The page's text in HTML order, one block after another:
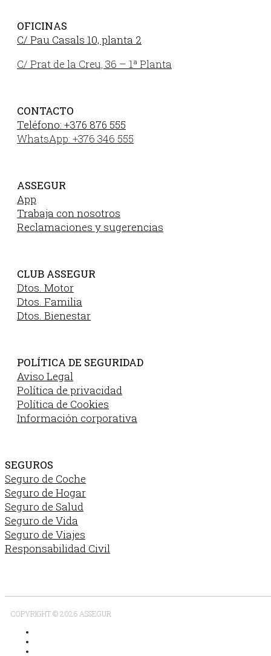
OFICINAS
C/ Pau Casals 10, planta 2
C/ Prat de la Creu, 36 – 1ª Planta
CONTACTO
Teléfono: +376 876 555
WhatsApp: +376 346 555
ASSEGUR
App
Trabaja con nosotros
Reclamaciones y sugerencias
CLUB ASSEGUR
Dtos. Motor
Dtos. Familia
Dtos. Bienestar
POLÍTICA DE SEGURIDAD
Aviso Legal
Política de privacidad
Política de Cookies
Información corporativa
SEGUROS
Seguro de Coche
Seguro de Hogar
Seguro de Salud
Seguro de Vida
Seguro de Viajes
Responsabilidad Civil
COPYRIGHT © 2026 ASSEGUR